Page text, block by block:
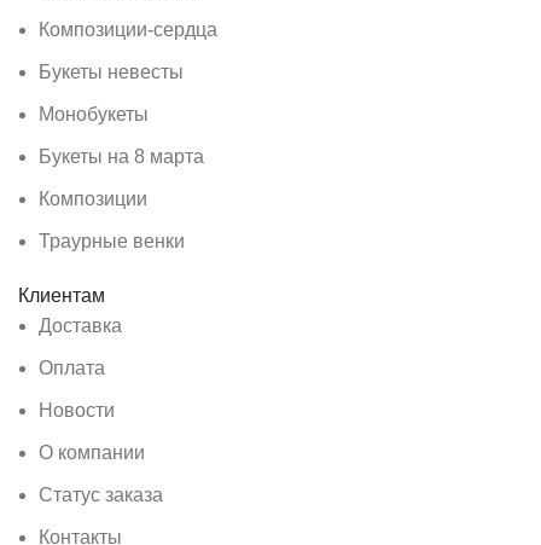
Композиции-сердца
Букеты невесты
Монобукеты
Букеты на 8 марта
Композиции
Траурные венки
Клиентам
Доставка
Оплата
Новости
О компании
Статус заказа
Контакты